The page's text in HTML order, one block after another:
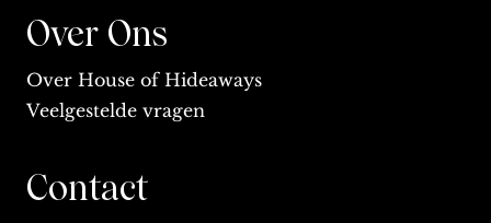
Over Ons
Over House of Hideaways
Veelgestelde vragen
Contact